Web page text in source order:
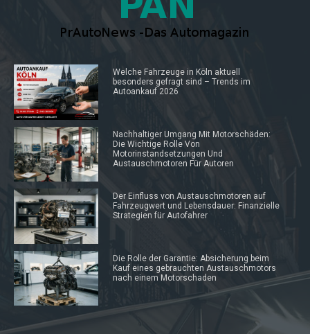
Welche Fahrzeuge in Köln aktuell
besonders gefragt sind – Trends im
Autoankauf 2026
Nachhaltiger Umgang Mit Motorschäden:
Die Wichtige Rolle Von
Motorinstandsetzungen Und
Austauschmotoren Für Autoren
Der Einfluss von Austauschmotoren auf
Fahrzeugwert und Lebensdauer: Finanzielle
Strategien für Autofahrer
Die Rolle der Garantie: Absicherung beim
Kauf eines gebrauchten Austauschmotors
nach einem Motorschaden